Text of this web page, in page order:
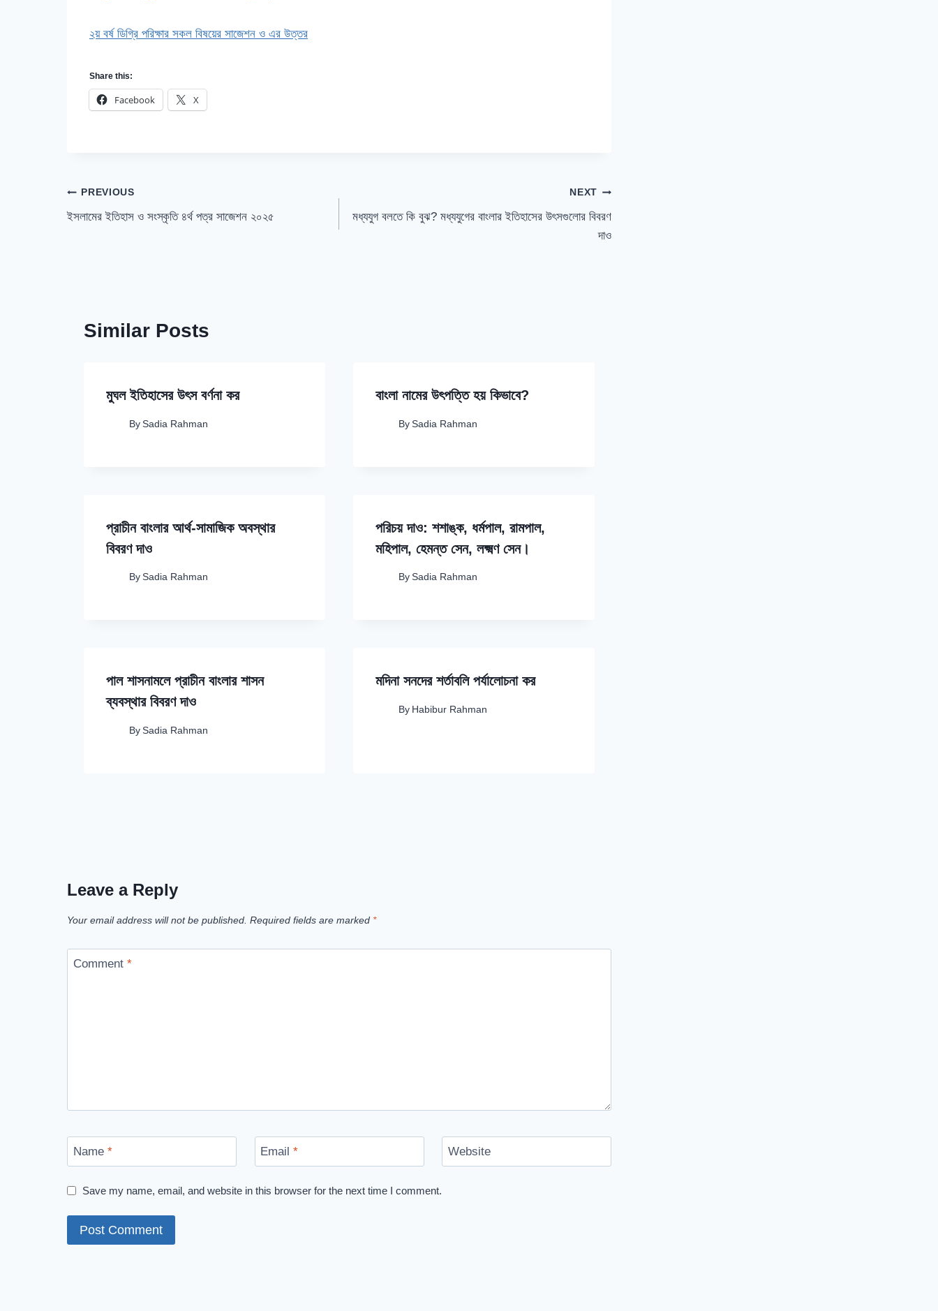
২য় বর্ষ ডিগ্রি পরিক্ষার সকল বিষয়ের সাজেশন ও এর উত্তর
Share this:
Facebook X
Post
navigation
PREVIOUS
ইসলামের ইতিহাস ও সংস্কৃতি ৪র্থ পত্র সাজেশন ২০২৫
NEXT
মধ্যযুগ বলতে কি বুঝ? মধ্যযুগের বাংলার ইতিহাসের উৎসগুলোর বিবরণ
দাও
Similar Posts
মুঘল ইতিহাসের উৎস বর্ণনা কর
By Sadia Rahman
বাংলা নামের উৎপত্তি হয় কিভাবে?
By Sadia Rahman
প্রাচীন বাংলার আর্থ-সামাজিক অবস্থার
বিবরণ দাও
By Sadia Rahman
পরিচয় দাও: শশাঙ্ক, ধর্মপাল, রামপাল,
মহিপাল, হেমন্ত সেন, লক্ষ্মণ সেন।
By Sadia Rahman
পাল শাসনামলে প্রাচীন বাংলার শাসন
ব্যবস্থার বিবরণ দাও
By Sadia Rahman
মদিনা সনদের শর্তাবলি পর্যালোচনা কর
By Habibur Rahman
Leave a Reply
Your email address will not be published. Required fields are marked *
Comment *
Name * Email* Website
Save my name, email, and website in this browser for the next time I comment.